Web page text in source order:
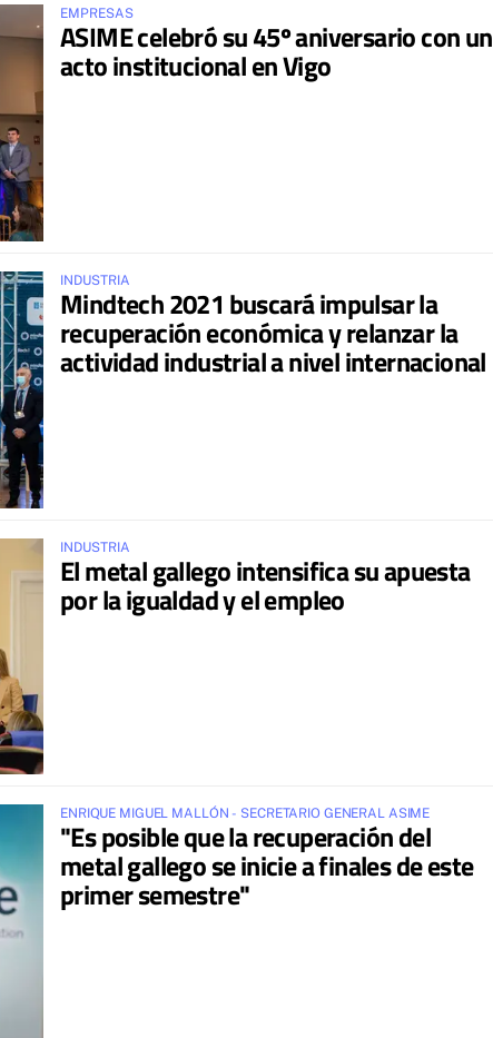
EMPRESAS
ASIME celebró su 45º aniversario con un
acto institucional en Vigo
INDUSTRIA
Mindtech 2021 buscará impulsar la
recuperación económica y relanzar la
actividad industrial a nivel internacional
INDUSTRIA
El metal gallego intensifica su apuesta
por la igualdad y el empleo
ENRIQUE MIGUEL MALLÓN - SECRETARIO GENERAL ASIME
"Es posible que la recuperación del
metal gallego se inicie a finales de este
primer semestre"